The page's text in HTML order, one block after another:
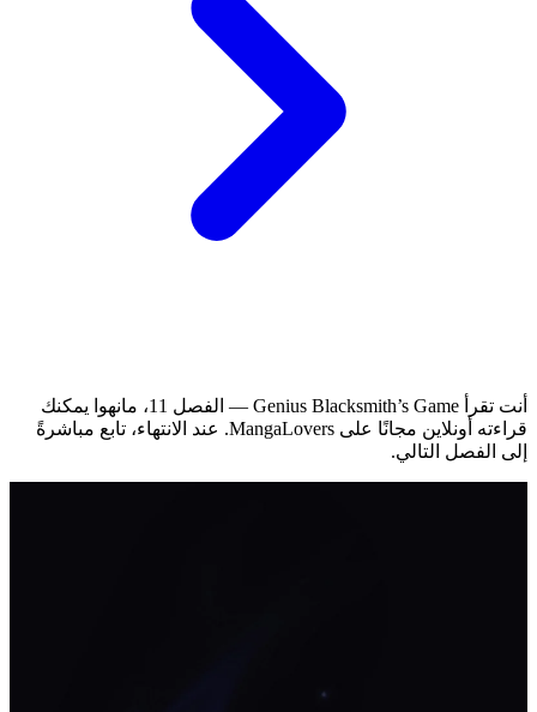
أنت تقرأ Genius Blacksmith’s Game — الفصل 11، مانهوا يمكنك
قراءته أونلاين مجانًا على MangaLovers.
عند الانتهاء، تابع مباشرةً
إلى الفصل التالي.